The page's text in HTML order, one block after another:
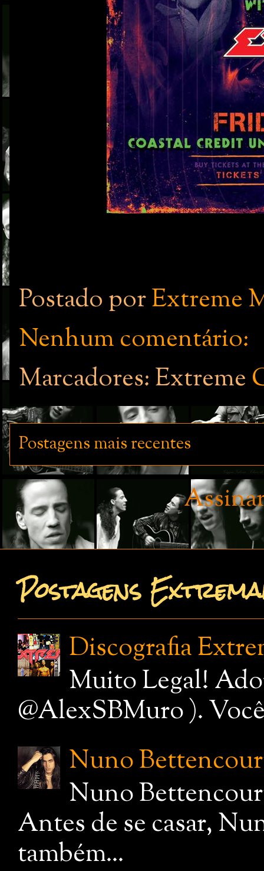
Postado porExtreme
Nenhum comentário:
Marcadores: Extreme
Postagens mais recentes
Postagens
Discografia
Muito Legal!
@AlexSBMuro ).
Nuno
Nuno
Antes de se casar,
também...